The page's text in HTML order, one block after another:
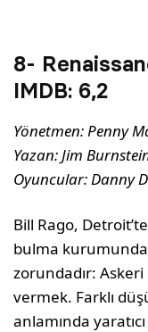
8-
IMDB: 6,2
Yönetmen: Penny
Yazan: Jim
Oyuncular: Danny
Bill Rago,
bulma
zorundadır:
vermek. Farklı
anlamında